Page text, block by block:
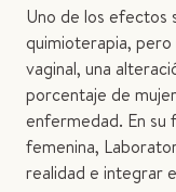
Uno de los efectos
quimioterapia, pero
vaginal, una
porcentaje de
enfermedad. En su
femenina,
realidad e integrar